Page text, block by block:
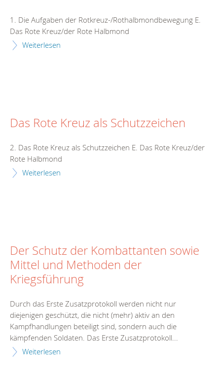
1. Die Aufgaben der Rotkreuz-/Rothalbmondbewegung E.
Das Rote Kreuz/der Rote Halbmond
Weiterlesen
Das Rote Kreuz als Schutzzeichen
2. Das Rote Kreuz als Schutzzeichen E. Das Rote Kreuz/der
Rote Halbmond
Weiterlesen
Der Schutz der Kombattanten sowie
Mittel und Methoden der
Kriegsführung
Durch das Erste Zusatzprotokoll werden nicht nur
diejenigen geschützt, die nicht (mehr) aktiv an den
Kampfhandlungen beteiligt sind, sondern auch die
kämpfenden Soldaten. Das Erste Zusatzprotokoll...
Weiterlesen